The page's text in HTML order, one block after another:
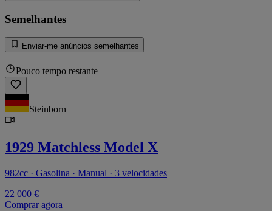
Semelhantes
Enviar-me anúncios semelhantes
Pouco tempo restante
Steinborn
1929 Matchless Model X
982cc · Gasolina · Manual · 3 velocidades
22 000 €
Comprar agora